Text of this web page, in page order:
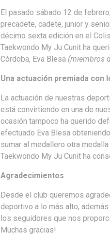
El pasado sábado 12 de
precadete, cadete, junior y
décimo sexta edición en el
Taekwondo My Ju Cunit ha
Córdoba, Eva Blesa (miembros
Una actuación premiada con
La actuación de nuestras
está convirtiendo en una de
ocasión tampoco ha querido
efectuado Eva Blesa
sumar al medallero otra
Taekwondo My Ju Cunit ha
Agradecimientos
Desde el club queremos
deportivo a lo más alto,
los seguidores que nos
Muchas gracias!